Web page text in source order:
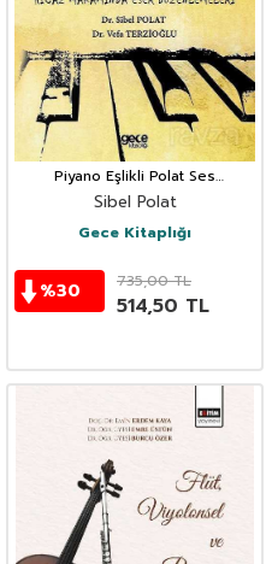
Piyano Eşlikli Polat Ses
Egzersizleri
Sibel Polat
Gece Kitaplığı
%30 735,00TL
514,50 TL